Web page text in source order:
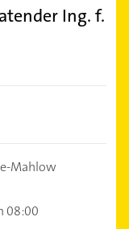
Ing. f.
Mahlow
08:00